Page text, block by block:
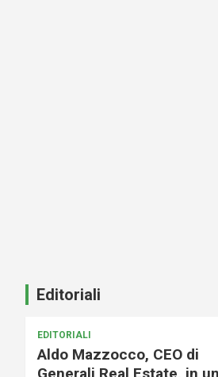
Editoriali
EDITORIALI
Aldo Mazzocco, CEO di